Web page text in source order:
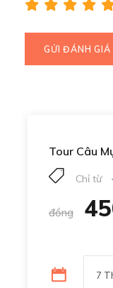
Tour Câu
Chỉ từ
đồng